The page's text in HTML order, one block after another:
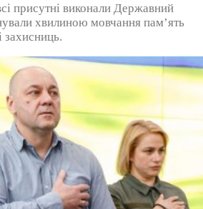
присутні виконали Державний
хвилиною мовчання пам’ять
захисниць.